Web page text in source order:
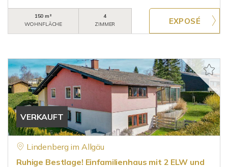
150 m²
WOHNFLÄCHE
4
ZIMMER
VERKAUFT
Lindenberg im Allgäu
Ruhige Bestlage! Einfamilienhaus mit 2 ELW und